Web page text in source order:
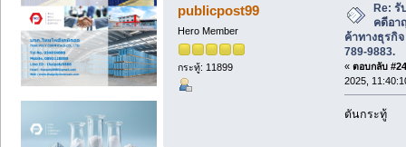
publicpost99
Hero Member
กระทู้: 11899
Re: รั
คดีอา
ค้าทางธุรกิ
789-9883.
« ตอบกลับ
2025,
ดันกระทู้